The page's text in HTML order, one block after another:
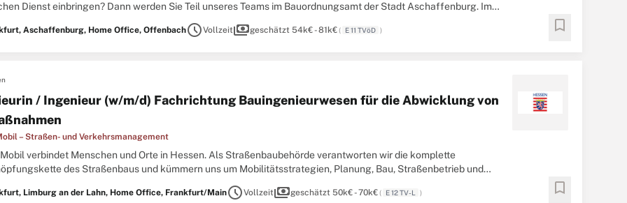
Dienst einbringen? Dann werden Sie Teil unseres Teams im Bauordnungsamt der Stadt Aschaffenburg. Im
Aschaffenburg, Home Office, OffenbachscheduleVollzeitpaymentsgeschätzt 54k€ - 81k€( E 11 TVöD ) bookmark
/ Ingenieur (w/m/d) Fachrichtung Bauingenieurwesen für die Abwicklung von
– Straßen- und Verkehrsmanagement
verbindet Menschen und Orte in Hessen. Als Straßenbaubehörde verantworten wir die komplette
des Straßenbaus und kümmern uns um Mobilitätsstrategien, Planung, Bau, Straßenbetrieb und
Limburg an der Lahn, Home Office, Frankfurt/MainscheduleVollzeitpaymentsgeschätzt 50k€ - 70k€( E 12 TV-L ) bookmark